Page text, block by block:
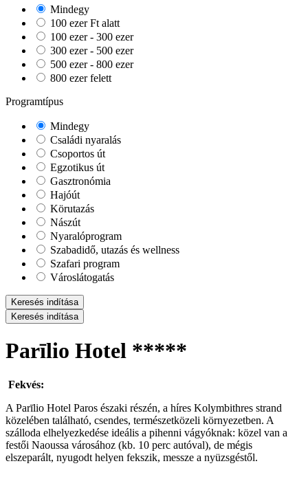
Mindegy
100 ezer Ft alatt
100 ezer - 300 ezer
300 ezer - 500 ezer
500 ezer - 800 ezer
800 ezer felett
Programtípus
Mindegy
Családi nyaralás
Csoportos út
Egzotikus út
Gasztronómia
Hajóút
Körutazás
Nászút
Nyaralóprogram
Szabadidő, utazás és wellness
Szafari program
Városlátogatás
Keresés indítása
Keresés indítása
Parīlio Hotel *****
Fekvés:
A Parīlio Hotel Paros északi részén, a híres Kolymbithres strand
közelében található, csendes, természetközeli környezetben. A
szálloda elhelyezkedése ideális a pihenni vágyóknak: közel van a
festői Naoussa városához (kb. 10 perc autóval), de mégis
elszeparált, nyugodt helyen fekszik, messze a nyüzsgéstől.